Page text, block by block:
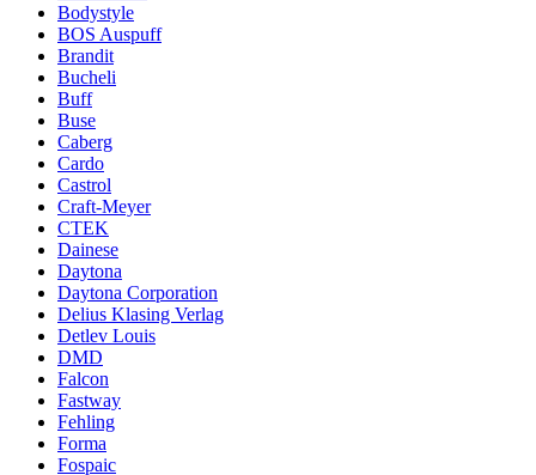
Bodystyle
BOS Auspuff
Brandit
Bucheli
Buff
Buse
Caberg
Cardo
Castrol
Craft-Meyer
CTEK
Dainese
Daytona
Daytona Corporation
Delius Klasing Verlag
Detlev Louis
DMD
Falcon
Fastway
Fehling
Forma
Fospaic